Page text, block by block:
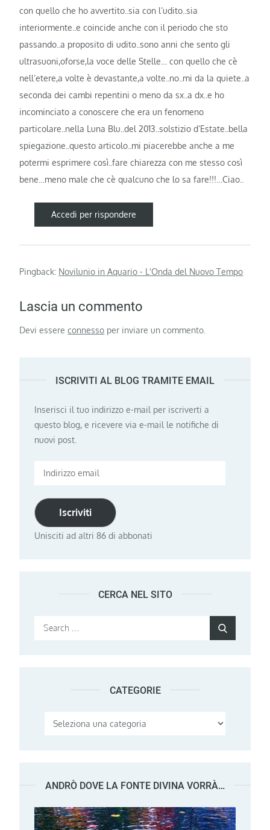
con quello che ho avvertito..sia con l’udito..sia
interiormente..e coincide anche con il periodo che sto
passando..a proposito di udito..sono anni che sento gli
ultrasuoni,oforse,la voce delle Stelle… con quello che cè
nell’etere,a volte è devastante,a volte..no..mi da la quiete..a
seconda dei cambi repentini o meno da sx..a dx..e ho
incominciato a conoscere che era un fenomeno
particolare..nella Luna Blu..del 2013..solstizio d’Estate..bella
spiegazione..questo articolo..mi piacerebbe anche a me
potermi esprimere così..fare chiarezza con me stesso così
bene…meno male che cè qualcuno che lo sa fare!!!…Ciao..
Accedi per rispondere
Pingback: Novilunio in Aquario - L'Onda del Nuovo Tempo
Lascia un commento
Devi essereconnesso per inviare un commento.
ISCRIVITI AL BLOG TRAMITE EMAIL
Inserisci il tuo indirizzo e-mail per iscriverti a
questo blog, e ricevere via e-mail le notifiche di
nuovi post.
Indirizzo
Iscriviti
Unisciti ad altri 86 di abbonati
CERCA NEL SITO
Search
CATEGORIE
Categorie
ANDRÒ DOVE LA FONTE DIVINA VORRÀ…